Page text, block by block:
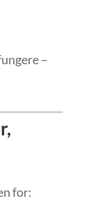
–
for: